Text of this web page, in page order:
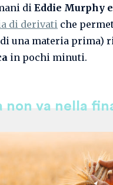
diEddie Murphy
di derivati che
una materia prima)
in pochi minuti.
non va nella